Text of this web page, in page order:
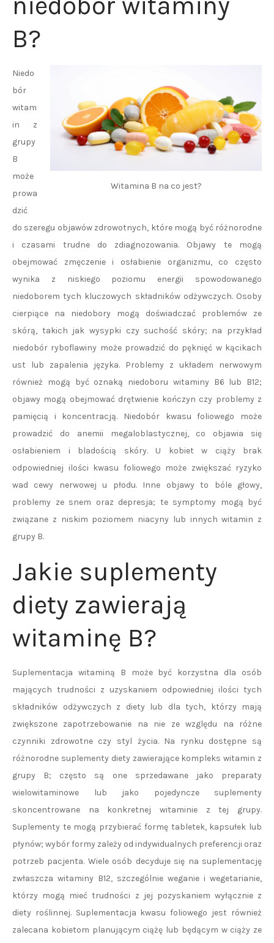
B?
Witamina B na co jest?
Niedo
bór
witam
in z
grupy
B
może
prowa
dzić
do szeregu objawów zdrowotnych, które mogą być różnorodne
i czasami trudne do zdiagnozowania. Objawy te mogą
obejmować zmęczenie i osłabienie organizmu, co często
wynika z niskiego poziomu energii spowodowanego
niedoborem tych kluczowych składników odżywczych. Osoby
cierpiące na niedobory mogą doświadczać problemów ze
skórą, takich jak wysypki czy suchość skóry; na przykład
niedobór ryboflawiny może prowadzić do pęknięć w kącikach
ust lub zapalenia języka. Problemy z układem nerwowym
również mogą być oznaką niedoboru witaminy B6 lub B12;
objawy mogą obejmować drętwienie kończyn czy problemy z
pamięcią i koncentracją. Niedobór kwasu foliowego może
prowadzić do anemii megaloblastycznej, co objawia się
osłabieniem i bladością skóry. U kobiet w ciąży brak
odpowiedniej ilości kwasu foliowego może zwiększać ryzyko
wad cewy nerwowej u płodu. Inne objawy to bóle głowy,
problemy ze snem oraz depresja; te symptomy mogą być
związane z niskim poziomem niacyny lub innych witamin z
grupy B.
Jakie suplementy
diety zawierają
witaminę B?
Suplementacja witaminą B może być korzystna dla osób
mających trudności z uzyskaniem odpowiedniej ilości tych
składników odżywczych z diety lub dla tych, którzy mają
zwiększone zapotrzebowanie na nie ze względu na różne
czynniki zdrowotne czy styl życia. Na rynku dostępne są
różnorodne suplementy diety zawierające kompleks witamin z
grupy B; często są one sprzedawane jako preparaty
wielowitaminowe lub jako pojedyncze suplementy
skoncentrowane na konkretnej witaminie z tej grupy.
Suplementy te mogą przybierać formę tabletek, kapsułek lub
płynów; wybór formy zależy od indywidualnych preferencji oraz
potrzeb pacjenta. Wiele osób decyduje się na suplementację
zwłaszcza witaminy B12, szczególnie weganie i wegetarianie,
którzy mogą mieć trudności z jej pozyskaniem wyłącznie z
diety roślinnej. Suplementacja kwasu foliowego jest również
zalecana kobietom planującym ciążę lub będącym w ciąży ze